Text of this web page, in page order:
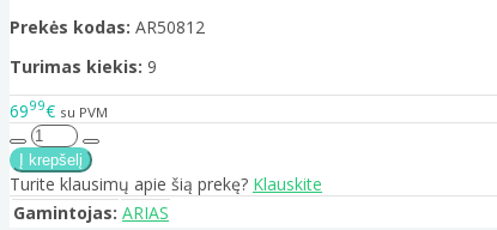
Prekės kodas: AR50812
Turimas kiekis: 9
6999€ su PVM
Turite klausimų apie šią prekę? Klauskite
Gamintojas: ARIAS